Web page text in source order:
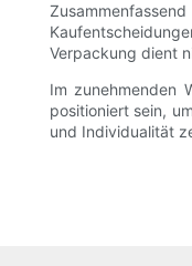
Verpackung dient
Im zunehmenden
positioniert sein,
und Individualität